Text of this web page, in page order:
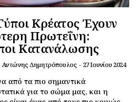
Κρέατος Έχουν
Πρωτεΐνη:
Κατανάλωσης
Αντώνης Δημητρόπουλος - 27 Ιουνίου 2024
από τα πιο σημαντικά
για το σώμα μας, και η